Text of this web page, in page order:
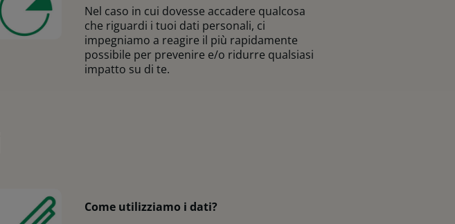
Nel caso in cui dovesse accadere qualcosa
che riguardi i tuoi dati personali, ci
impegniamo a reagire il più rapidamente
possibile per prevenire e/o ridurre qualsiasi
impatto su di te.
Come utilizziamo i dati?